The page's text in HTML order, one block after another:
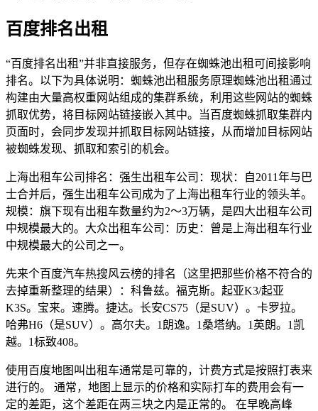
百度排名出租
“百度排名出租”并非直接服务，但存在蜘蛛池出租可间接影响
排名。以下为具体说明：蜘蛛池出租服务原理蜘蛛池出租通过
构建由大量高权重网站组成的集群系统，利用这些网站的蜘蛛
抓取优势，将目标网站链接嵌入其中。当百度蜘蛛抓取集群内
页面时，会同步发现并抓取目标网站链接，从而增加目标网站
被蜘蛛发现、抓取和索引的机会。
上海出租车公司排名：强生出租车公司：现状：自2011年与巴
士合并后，强生出租车公司成为了上海出租车行业的领头羊。
规模：旗下现有出租车数量约为2～3万辆，是四大出租车公司
中规模最大的。大众出租车公司：历史：曾是上海出租车行业
中规模最大的公司之一。
先来个百度汽车热搜风云榜的排名（这里把那些价格不符合的
去掉重新整理的结果）：科鲁兹。福克斯。起亚K3/起亚
K3S。宝来。速腾。捷达。长安CS75（是SUV）。卡罗拉。
哈弗H6（是SUV）。高尔夫。1朗逸。1桑塔纳。1英朗。1凯
越。1标致408。
使用百度地图叫出租车通常是可靠的，计费方式是按照打表来
进行的。 通常，地图上显示的价格和实际打车的费用会有一
定的差距，这个差距在两三块之内是正常的。 在早晚高峰